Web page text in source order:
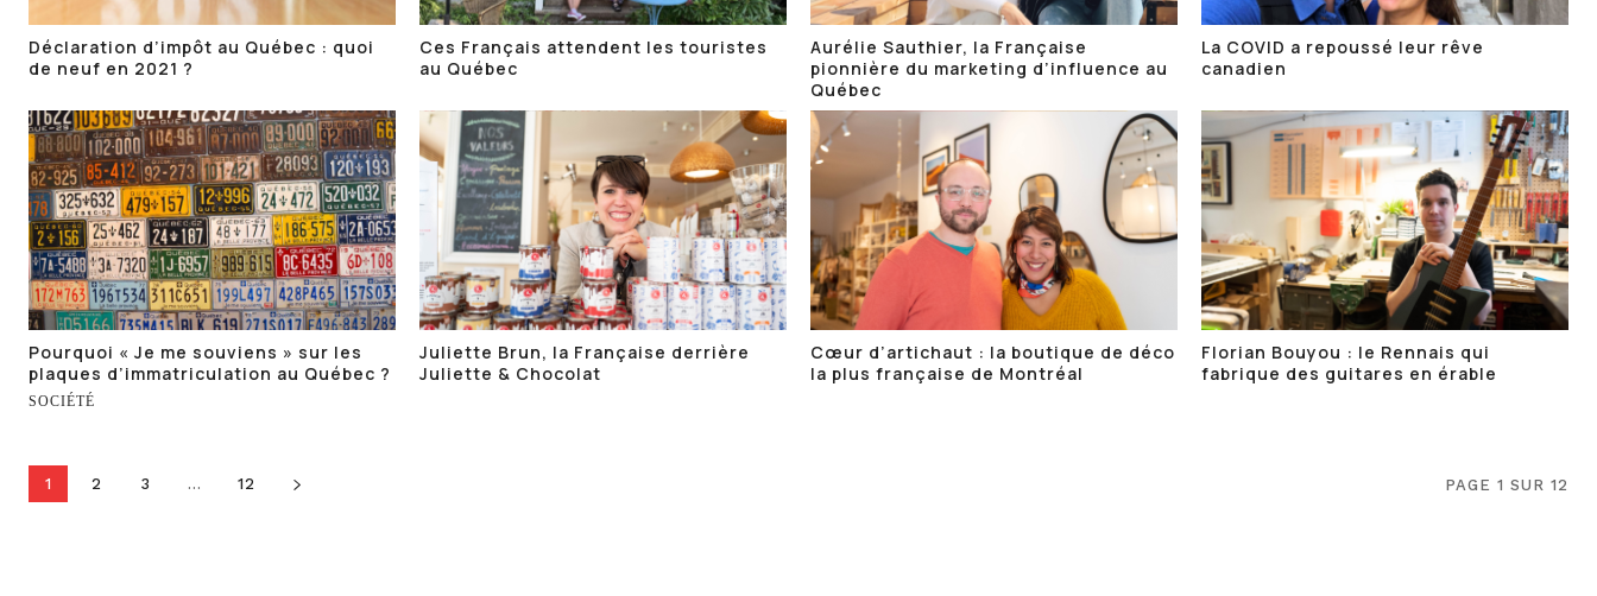
Déclaration d’impôt au Québec : quoi
de neuf en 2021 ?
Ces Français attendent les touristes
au Québec
Aurélie Sauthier, la Française
pionnière du marketing d’influence au
Québec
La COVID a repoussé leur rêve
canadien
Pourquoi « Je me souviens » sur les
plaques d’immatriculation au Québec ?
SOCIÉTÉ
Juliette Brun, la Française derrière
Juliette & Chocolat
Cœur d’artichaut : la boutique de déco
la plus française de Montréal
Florian Bouyou : le Rennais qui
fabrique des guitares en érable
1 2 3 ... 12 PAGE 1 SUR 12